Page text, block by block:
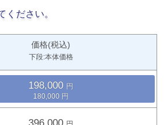
ださい。
価格(税込)
下段:本体価格
198,000
180,000